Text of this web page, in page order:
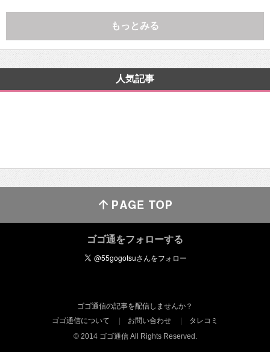
もっとみる
人気記事
ゴゴ通をフォローする
ゴゴ通信の記事を配信しませんか？
ゴゴ通信について
お問い合わせ
タレコミ
© 2014 ゴゴ通信 All Rights Reserved.